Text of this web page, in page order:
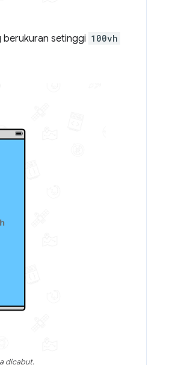
berukuran setinggi 100vh
dicabut.